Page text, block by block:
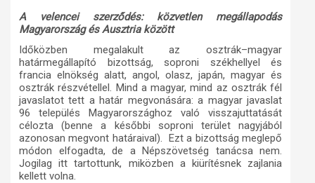
A velencei szerződés: közvetlen megállapodás
Magyarország és Ausztria között
Időközben megalakult az osztrák–magyar
határmegállapító bizottság, soproni székhellyel és
francia elnökség alatt, angol, olasz, japán, magyar és
osztrák részvétellel. Mind a magyar, mind az osztrák fél
javaslatot tett a határ megvonására: a magyar javaslat
96 település Magyarországhoz való visszajuttatását
célozta (benne a későbbi soproni terület nagyjából
azonosan megvont határaival). Ezt a bizottság meglepő
módon elfogadta, de a Népszövetség tanácsa nem.
Jogilag itt tartottunk, miközben a kiürítésnek zajlania
kellett volna.